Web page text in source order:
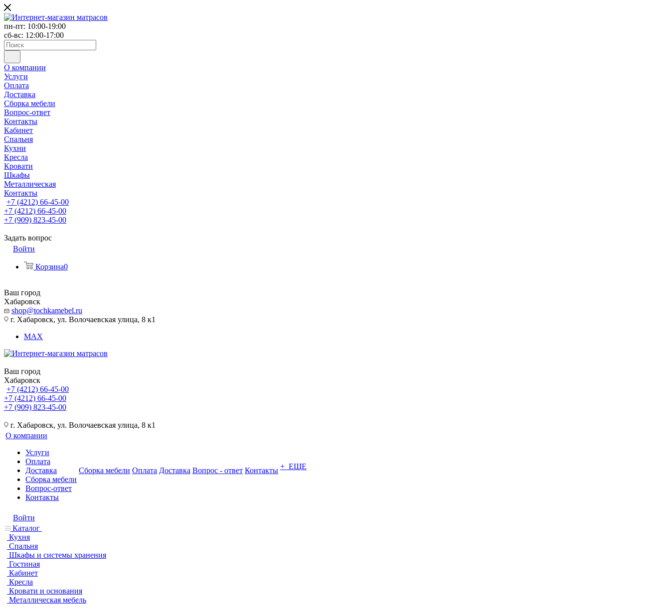
пн-пт: 10:00-19:00
сб-вс: 12:00-17:00
О компании
Услуги
Оплата
Доставка
Сборка мебели
Вопрос-ответ
Контакты
Кабинет
Спальня
Кухни
Кресла
Кровати
Шкафы
Металлическая
Контакты
+7 (4212) 66-45-00
+7 (4212) 66-45-00
+7 (909) 823-45-00
Задать вопрос
Войти
Корзина0
Ваш город
Хабаровск
shop@tochkamebel.ru
г. Хабаровск, ул. Волочаевская улица, 8 к1
MAX
Ваш город
Хабаровск
+7 (4212) 66-45-00
+7 (4212) 66-45-00
+7 (909) 823-45-00
г. Хабаровск, ул. Волочаевская улица, 8 к1
О компании
Услуги
Оплата
Доставка
Сборка мебели
Вопрос-ответ
Контакты
Сборка мебели Оплата Доставка Вопрос - ответ Контакты + ЕЩЕ
Войти
Каталог
Кухня
Спальня
Шкафы и системы хранения
Гостиная
Кабинет
Кресла
Кровати и основания
Металлическая мебель